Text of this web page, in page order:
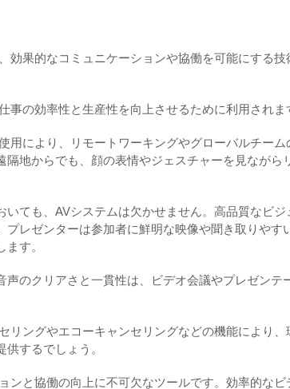
効果的なコミュニケーションや協働を可能にする技
の効率性と生産性を向上させるために利用されま
用により、リモートワーキングやグローバルチーム
地からでも、顔の表情やジェスチャーを見ながら
ても、AVシステムは欠かせません。高品質なビジ
レゼンターは参加者に鮮明な映像や聞き取りやす
す。
のクリアさと一貫性は、ビデオ会議やプレゼンテ
リングやエコーキャンセリングなどの機能により、
するでしょう。
ンと協働の向上に不可欠なツールです。効率的なビ